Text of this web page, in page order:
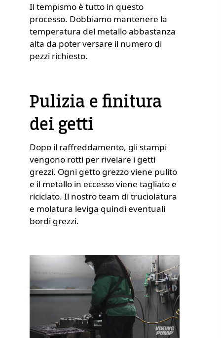
Il tempismo è tutto in questo
processo. Dobbiamo mantenere la
temperatura del metallo abbastanza
alta da poter versare il numero di
pezzi richiesto.
Pulizia e finitura
dei getti
Dopo il raffreddamento, gli stampi
vengono rotti per rivelare i getti
grezzi. Ogni getto grezzo viene pulito
e il metallo in eccesso viene tagliato e
riciclato. Il nostro team di truciolatura
e molatura leviga quindi eventuali
bordi grezzi.